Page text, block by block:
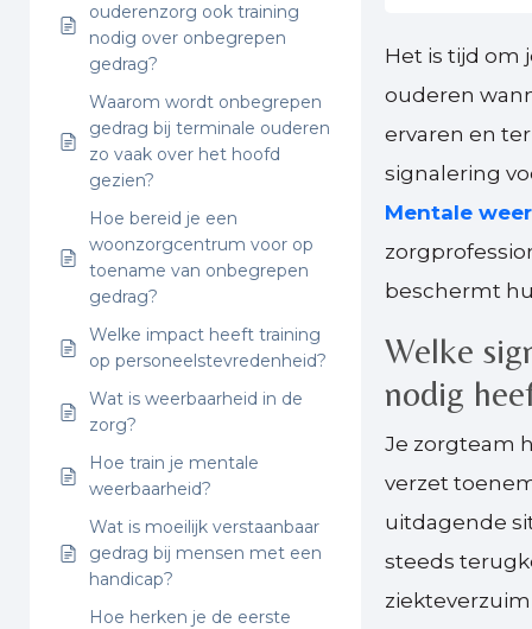
ouderenzorg ook training
nodig over onbegrepen
gedrag?
Waarom wordt onbegrepen
gedrag bij terminale ouderen
zo vaak over het hoofd
gezien?
Hoe bereid je een
woonzorgcentrum voor op
toename van onbegrepen
gedrag?
Welke impact heeft training
op personeelstevredenheid?
Wat is weerbaarheid in de
zorg?
Hoe train je mentale
weerbaarheid?
Wat is moeilijk verstaanbaar
gedrag bij mensen met een
handicap?
Hoe herken je de eerste
Het is tijd om
ouderen
ervaren en
signalering
Mentale
beschermt
Welke
nodig
Je zorgteam
verzet
uitdagende
steeds